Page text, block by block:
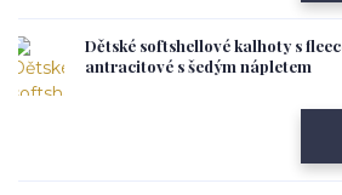
Dětské softshellové kalhoty s
antracitové s šedým nápletem